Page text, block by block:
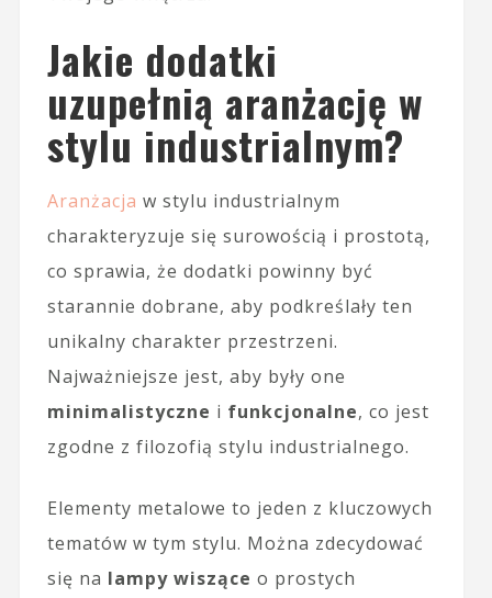
Jakie dodatki
uzupełnią aranżację w
stylu industrialnym?
Aranżacja w stylu industrialnym
charakteryzuje się surowością i prostotą,
co sprawia, że dodatki powinny być
starannie dobrane, aby podkreślały ten
unikalny charakter przestrzeni.
Najważniejsze jest, aby były one
minimalistyczne i funkcjonalne, co jest
zgodne z filozofią stylu industrialnego.
Elementy metalowe to jeden z kluczowych
tematów w tym stylu. Można zdecydować
się na lampy wiszące o prostych